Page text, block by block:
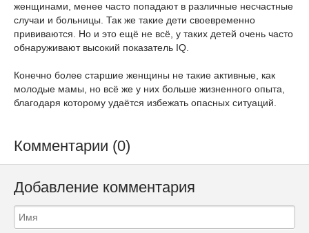
женщинами, менее часто попадают в различные несчастные
случаи и больницы. Так же такие дети своевременно
прививаются. Но и это ещё не всё, у таких детей очень часто
обнаруживают высокий показатель IQ.
Конечно более старшие женщины не такие активные, как
молодые мамы, но всё же у них больше жизненного опыта,
благодаря которому удаётся избежать опасных ситуаций.
Комментарии (0)
Добавление комментария